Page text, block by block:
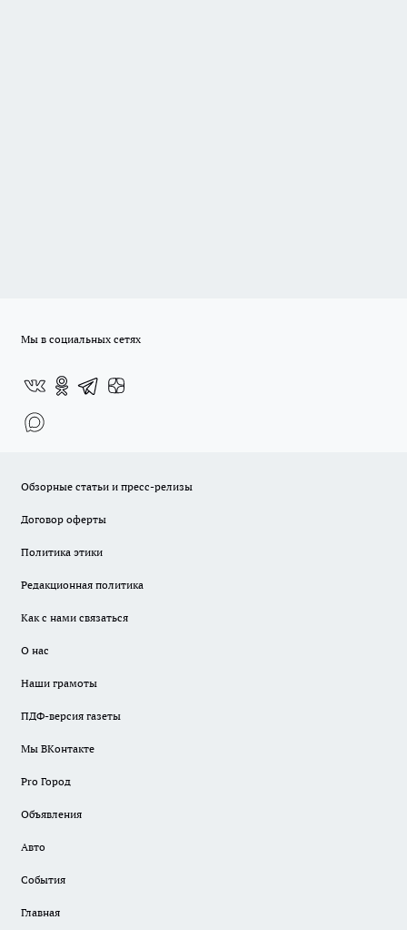
Мы в социальных сетях
Обзорные статьи и пресс-релизы
Договор оферты
Политика этики
Редакционная политика
Как с нами связаться
О нас
Наши грамоты
ПДФ-версия газеты
Мы ВКонтакте
Pro Город
Объявления
Авто
События
Главная